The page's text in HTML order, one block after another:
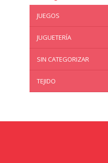
JUEGOS
JUGUETERÍA
SIN CATEGORIZAR
TEJIDO